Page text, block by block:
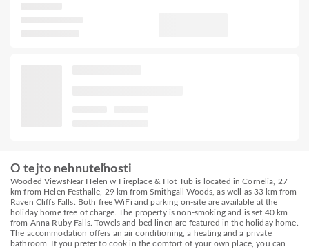
O tejto nehnuteľnosti
Wooded ViewsNear Helen w Fireplace & Hot Tub is located in Cornelia, 27
km from Helen Festhalle, 29 km from Smithgall Woods, as well as 33 km from
Raven Cliffs Falls. Both free WiFi and parking on-site are available at the
holiday home free of charge. The property is non-smoking and is set 40 km
from Anna Ruby Falls. Towels and bed linen are featured in the holiday home.
The accommodation offers an air conditioning, a heating and a private
bathroom. If you prefer to cook in the comfort of your own place, you can